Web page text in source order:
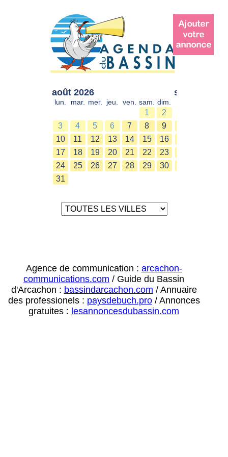
août 2026
lun. mar. mer. jeu. ven. sam. dim.
1
2
3
4 5 6 7 8
9
10
11 12 13 14 15
16
17
18 19 20 21 22
23
24
25 26 27 28 29
30
31
sept. 2026
Agence de communication : arcachon-
communications.com / Guide du Bassin
d'Arcachon : bassindarcachon.com / Annuaire
des professionels : paysdebuch.pro/ Annonces
gratuites : lesannoncesdubassin.com